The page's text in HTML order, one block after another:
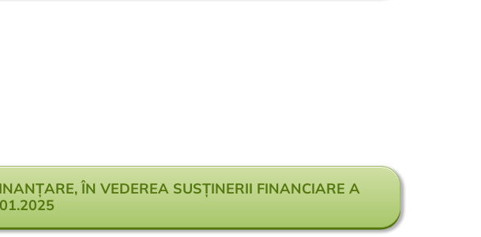
ÎN VEDEREA SUSȚINERII FINANCIARE A